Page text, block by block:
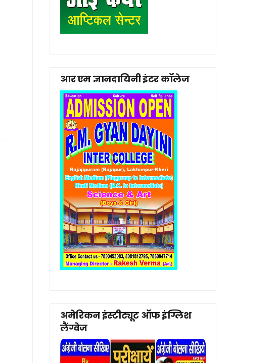
आर एम ज्ञानदायिनी इंटर कॉलेज
अमेरिकन इंस्टीट्यूट ऑफ इंग्लिश
लैंग्वेज